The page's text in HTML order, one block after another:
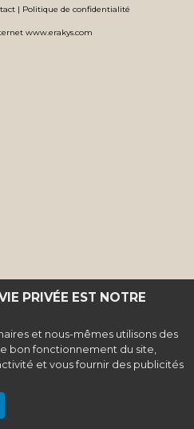
PRIVÉE EST NOTRE
et nous-mêmes utilisons des
bon fonctionnement du site,
et vous fournir des publicités
| Politique de confidentialité
www.erakys.com